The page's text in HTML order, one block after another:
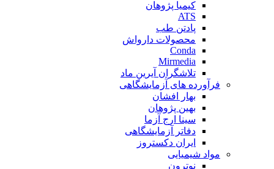
کیمیا پژوهان
ATS
پادتن طب
محصولات دارواش
Conda
Mirmedia
تلاشگران آیرین ماد
فرآورده های آزمایشگاهی
بهار افشان
بهین پژوهان
سینا ارج آزما
دفاتر آزمایشگاهی
ایران دکستروز
مواد شیمیایی
نوترون